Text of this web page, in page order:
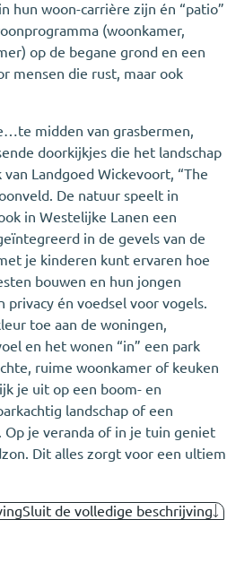
hun woon-carrière zijn én “patio”
(woonkamer,
op de begane grond en een
mensen die rust, maar ook
…te midden van grasbermen,
doorkijkjes die het landschap
Landgoed Wickevoort, “The
De natuur speelt in
in Westelijke Lanen een
in de gevels van de
je kinderen kunt ervaren hoe
bouwen en hun jongen
privacy én voedsel voor vogels.
toe aan de woningen,
en het wonen “in” een park
ruime woonkamer of keuken
je uit op een boom- en
landschap of een
je veranda of in je tuin geniet
Dit alles zorgt voor een ultiem
Sluit de volledige beschrijving